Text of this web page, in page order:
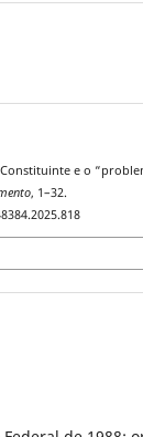
Constituinte e o
, 1–32.